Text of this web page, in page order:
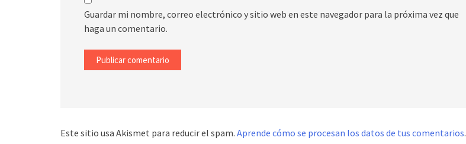
Guardar mi nombre, correo electrónico y sitio web en este navegador para la próxima vez que
haga un comentario.
Este sitio usa Akismet para reducir el spam. Aprende cómo se procesan los datos de tus comentarios.